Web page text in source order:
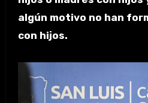
algún motivo no han
con hijos.